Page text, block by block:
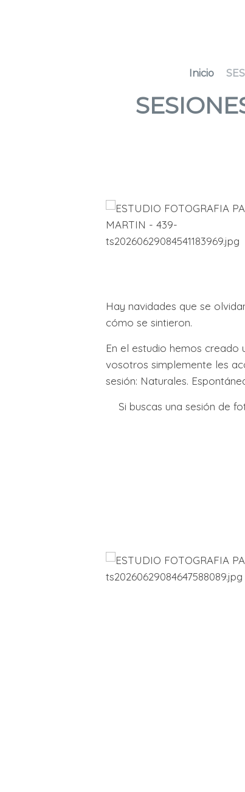
Inicio
Hay navidades que se
cómo se sintieron.
En el estudio hemos creado
vosotros simplemente les
sesión: Naturales.
Si buscas una sesión de